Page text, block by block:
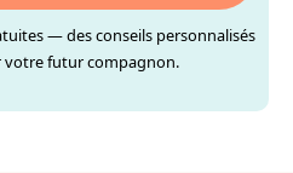
— des conseils personnalisés
votre futur compagnon.